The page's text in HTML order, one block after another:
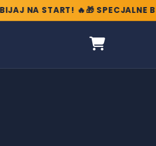
NA START! 🔥🎁 SPECJALNE